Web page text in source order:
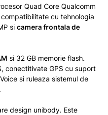
Quad Core Qualcomm
compatibilitate cu tehnologia
si camera frontala de
si 32 GB memorie flash.
conectitivate GPS cu suport
si ruleaza sistemul de
design unibody. Este